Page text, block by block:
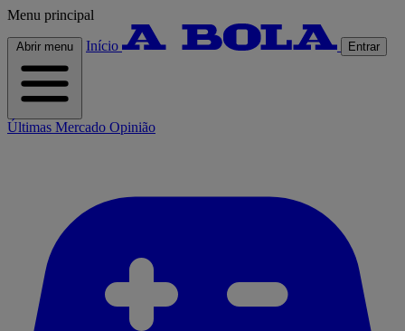
Menu principal
Abrir menu Início Entrar
Últimas Mercado Opinião